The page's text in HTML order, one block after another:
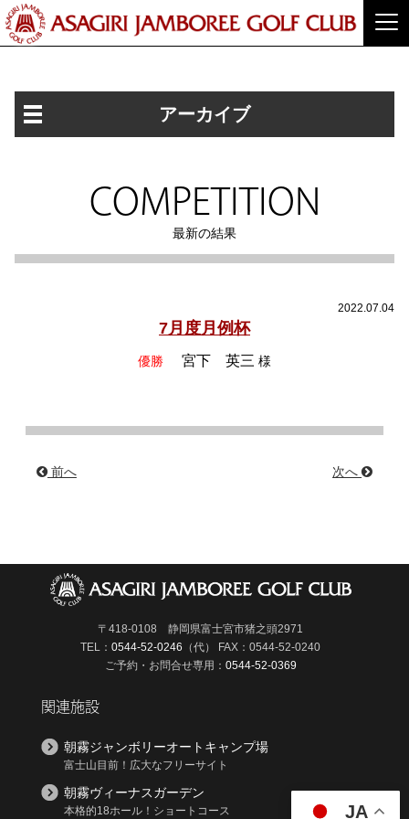
JA
アーカイブ
COMPETITION
最新の結果
2022.07.04
7月度月例杯
優勝 宮下 英三 様
前へ 次へ
〒418-0108 静岡県富士宮市猪之頭2971
TEL：0544-52-0246 （代）
FAX：0544-52-0240
ご予約・お問合せ専用： 0544-52-0369
関連施設
朝霧ジャンボリーオートキャンプ場
富士山目前！広大なフリーサイト
朝霧ヴィーナスガーデン
本格的18ホール！ショートコース